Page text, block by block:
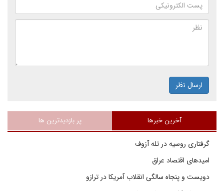
ارسال نظر
آخرین خبرها پر بازدیدترین ها
گرفتاری روسیه در تله آزوف
امیدهای اقتصاد عراق
دویست و پنجاه سالگی انقلاب آمریکا در ترازو